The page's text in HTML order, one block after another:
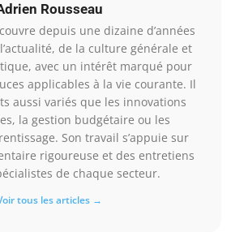
Rousseau
depuis une dizaine d’années
de la culture générale et
avec un intérêt marqué pour
applicables à la vie courante. Il
aussi variés que les innovations
la gestion budgétaire ou les
Son travail s’appuie sur
rigoureuse et des entretiens
de chaque secteur.
tous les articles →